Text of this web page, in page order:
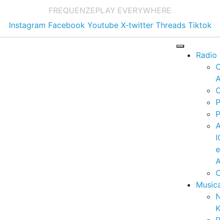
FREQUENZEPLAY EVERYWHERE
Instagram Facebook Youtube X-twitter Threads Tiktok
Radio
e